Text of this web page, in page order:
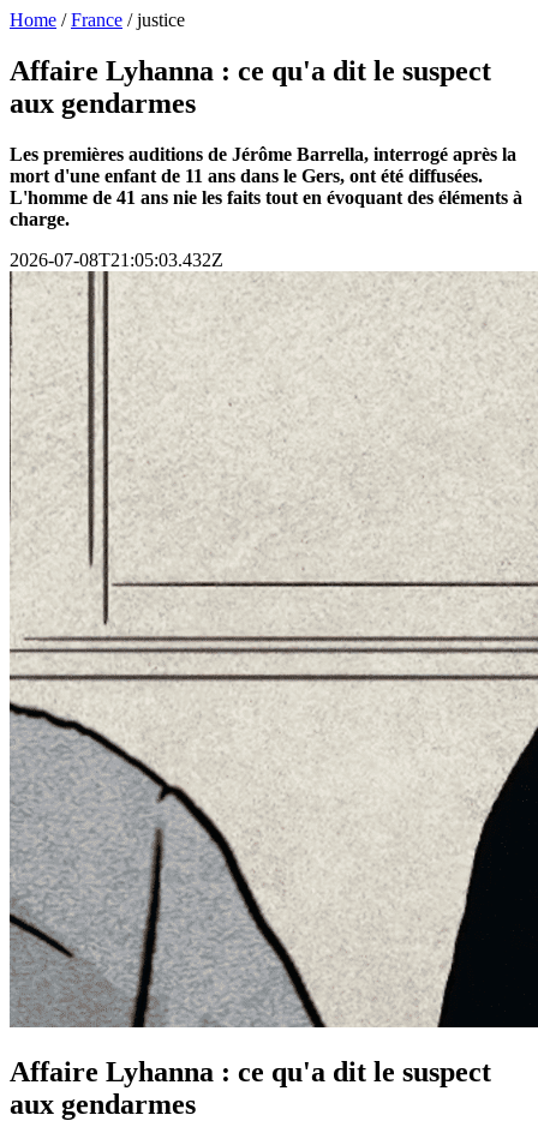
Home /France /justice
Affaire Lyhanna : ce qu'a dit le suspect
aux gendarmes
Les premières auditions de Jérôme Barrella, interrogé après la
mort d'une enfant de 11 ans dans le Gers, ont été diffusées.
L'homme de 41 ans nie les faits tout en évoquant des éléments à
charge.
2026-07-08T21:05:03.432Z
Affaire Lyhanna : ce qu'a dit le suspect
aux gendarmes